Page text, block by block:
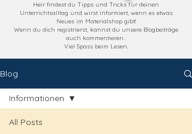
Heir findest du Tipps und Tricks für deinen
Unterrichtsalltag und wirst informiert, wenn es etwas
Neues im Materialshop gibt!
Wenn du dich registrierst, kannst du unsere Blogbeiträge
auch kommentieren.
Viel Spass beim Lesen.
Blog
All Posts
Informationen